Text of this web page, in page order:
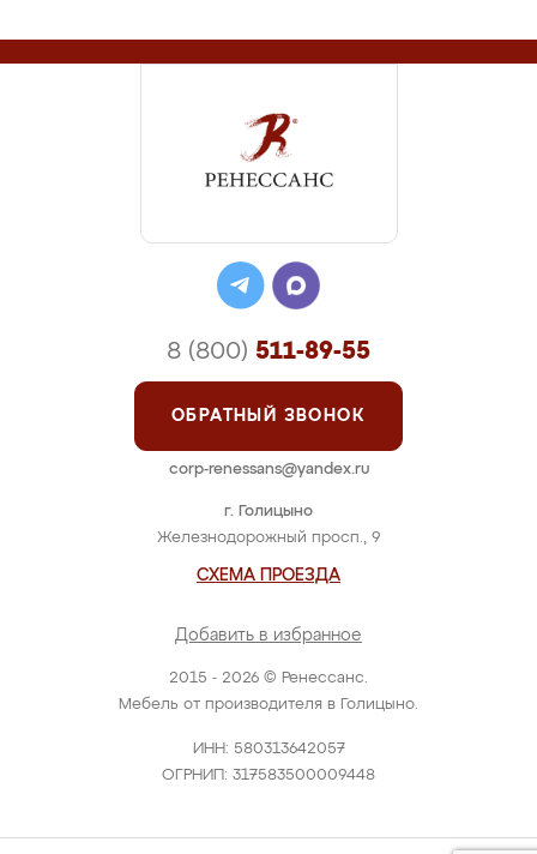
2015 - 2026 © Ренессанс.
Мебель от производителя в Голицыно.
ИНН: 580313642057
ОГРНИП: 317583500009448
г. Голицыно
Железнодорожный просп., 9
СХЕМА ПРОЕЗДА
Добавить в избранное
8 (800) 511-89-55
ОБРАТНЫЙ ЗВОНОК
corp-renessans@yandex.ru